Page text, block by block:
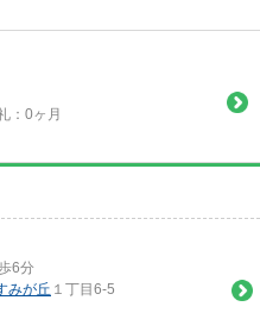
：0ヶ月
6分
みが丘 １丁目6-5